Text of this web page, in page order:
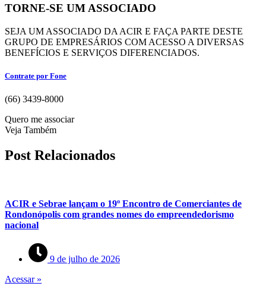
TORNE-SE UM ASSOCIADO
SEJA UM ASSOCIADO DA ACIR E FAÇA PARTE DESTE
GRUPO DE EMPRESÁRIOS COM ACESSO A DIVERSAS
BENEFÍCIOS E SERVIÇOS DIFERENCIADOS.
Contrate por Fone
(66) 3439-8000
Quero me associar
Veja Também
Post Relacionados
ACIR e Sebrae lançam o 19º Encontro de Comerciantes de
Rondonópolis com grandes nomes do empreendedorismo
nacional
9 de julho de 2026
Acessar »